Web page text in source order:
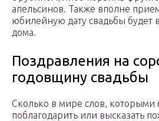
апельсинов. Также вполне
юбилейную дату свадьбы будет
дома.
Поздравления на
годовщину свадьбы
Сколько в мире слов, которыми
поблагодарить или высказать